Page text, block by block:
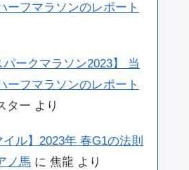
フマラソンのレポート
パークマラソン2023】 当
フマラソンのレポート
ター より
イル】2023年 春G1の法則
ノ馬 に 焦龍 より